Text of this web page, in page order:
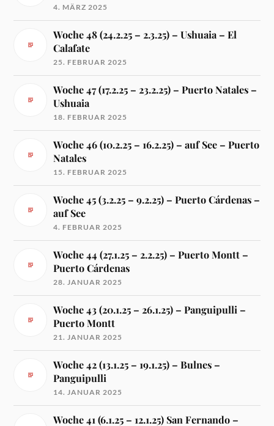
4. MÄRZ 2025
Woche 48 (24.2.25 – 2.3.25) – Ushuaia – El
Calafate
25. FEBRUAR 2025
Woche 47 (17.2.25 – 23.2.25) – Puerto Natales –
Ushuaia
18. FEBRUAR 2025
Woche 46 (10.2.25 – 16.2.25) – auf See – Puerto
Natales
15. FEBRUAR 2025
Woche 45 (3.2.25 – 9.2.25) – Puerto Cárdenas –
auf See
4. FEBRUAR 2025
Woche 44 (27.1.25 – 2.2.25) – Puerto Montt –
Puerto Cárdenas
28. JANUAR 2025
Woche 43 (20.1.25 – 26.1.25) – Panguipulli –
Puerto Montt
21. JANUAR 2025
Woche 42 (13.1.25 – 19.1.25) – Bulnes –
Panguipulli
14. JANUAR 2025
Woche 41 (6.1.25 – 12.1.25) San Fernando –